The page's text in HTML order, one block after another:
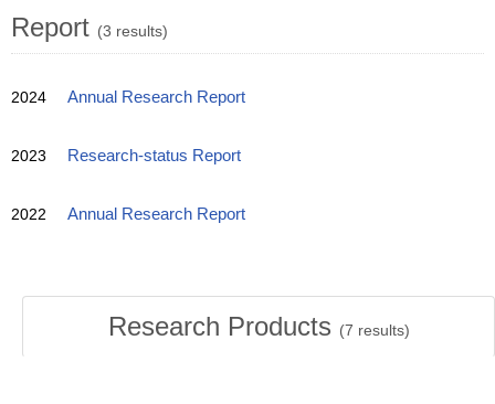
Report (3 results)
2024 Annual Research Report
2023 Research-status Report
2022 Annual Research Report
Research Products (7 results)